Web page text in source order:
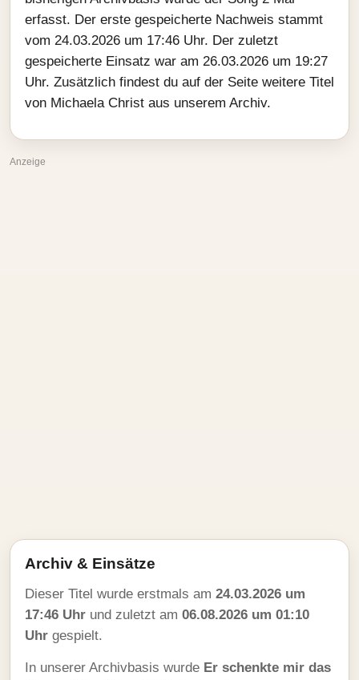
erfasst. Der erste gespeicherte Nachweis stammt
vom 24.03.2026 um 17:46 Uhr. Der zuletzt
gespeicherte Einsatz war am 26.03.2026 um 19:27
Uhr. Zusätzlich findest du auf der Seite weitere Titel
von Michaela Christ aus unserem Archiv.
Anzeige
Archiv & Einsätze
Dieser Titel wurde erstmals am 24.03.2026 um
17:46 Uhr und zuletzt am 06.08.2026 um 01:10
Uhr gespielt.
In unserer Archivbasis wurde Er schenkte mir das